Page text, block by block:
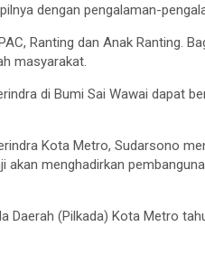
dengan pengalaman-
Ranting dan Anak Ranting.
masyarakat.
di Bumi Sai Wawai dapat
Kota Metro, Sudarsono
menghadirkan
Daerah (Pilkada) Kota Metro